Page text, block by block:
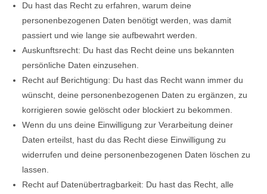
Du hast das Recht zu erfahren, warum deine
personenbezogenen Daten benötigt werden, was damit
passiert und wie lange sie aufbewahrt werden.
Auskunftsrecht: Du hast das Recht deine uns bekannten
persönliche Daten einzusehen.
Recht auf Berichtigung: Du hast das Recht wann immer du
wünscht, deine personenbezogenen Daten zu ergänzen, zu
korrigieren sowie gelöscht oder blockiert zu bekommen.
Wenn du uns deine Einwilligung zur Verarbeitung deiner
Daten erteilst, hast du das Recht diese Einwilligung zu
widerrufen und deine personenbezogenen Daten löschen zu
lassen.
Recht auf Datenübertragbarkeit: Du hast das Recht, alle